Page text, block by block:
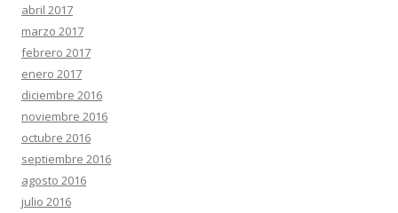
abril 2017
marzo 2017
febrero 2017
enero 2017
diciembre 2016
noviembre 2016
octubre 2016
septiembre 2016
agosto 2016
julio 2016